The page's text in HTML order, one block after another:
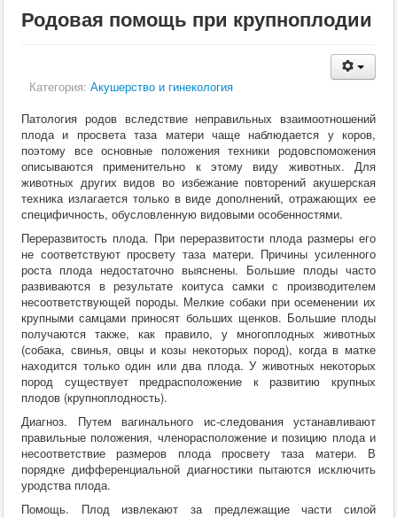
Пушные звери
Ветеринария
Крс
Мрс
Лошадей
Свиньи
Собаки
Кошки
Птицы
Рыбы
Кролики
Пушные
Пчелы
Экзотические животные
Заразные заболевания
Инвазионные болезни
Инфекционные заболевания
Терапия
Гинекология
Диагностика
Хирургия
ВСЭ
Лекарственные препараты
Токсикология
Зоогигиена
Патанатомия
Интересное
Родовая помощь при крупноплодии
Категория: Акушерство и гинекология
Патология родов вследствие неправильных взаимоотношений
плода и просвета таза матери чаще наблюдается у коров,
поэтому все основные положения техники родовспоможения
описываются применительно к этому виду животных. Для
животных других видов во избежание повторений акушерская
техника излагается только в виде дополнений, отражающих ее
специфичность, обусловленную видовыми особенностями.
Переразвитость плода. При переразвитости плода размеры его
не соответствуют просвету таза матери. Причины усиленного
роста плода недостаточно выяснены. Большие плоды часто
развиваются в результате коитуса самки с производителем
несоответствующей породы. Мелкие собаки при осеменении их
крупными самцами приносят больших щенков. Большие плоды
получаются также, как правило, у многоплодных животных
(собака, свинья, овцы и козы некоторых пород), когда в матке
находится только один или два плода. У животных некоторых
пород существует предрасположение к развитию крупных
плодов (крупноплодность).
Диагноз. Путем вагинального ис-следования устанавливают
правильные положения, членорасположение и позицию плода и
несоответствие размеров плода просвету таза матери. В
порядке дифференциальной диагностики пытаются исключить
уродства плода.
Помощь. Плод извлекают за предлежащие части силой